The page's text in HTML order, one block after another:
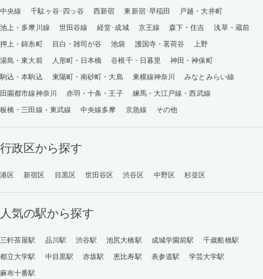
中央線
千駄ヶ谷･四ッ谷 西新宿 東新宿･早稲田
戸越・大井町
池上・多摩川線
世田谷線 経堂･成城 京王線 森下・住吉
浅草・蔵前
押上・錦糸町
目白・雑司が谷 池袋 護国寺・茗荷谷
上野
湯島・東大前
人形町・日本橋 谷根千・日暮里
神田・神保町
駒込・本駒込
東陽町・南砂町・大島 東横線神奈川
みなとみらい線
田園都市線神奈川
赤羽・十条・王子
練馬・大江戸線・西武線
板橋・三田線・東武線
中央線多摩 京急線 その他
行政区から探す
港区 新宿区 目黒区 世田谷区 渋谷区 中野区 杉並区
人気の駅から探す
三軒茶屋駅 品川駅 渋谷駅 池尻大橋駅 成城学園前駅
千歳船橋駅
都立大学駅
中目黒駅 赤坂駅 恵比寿駅 表参道駅
学芸大学駅
麻布十番駅